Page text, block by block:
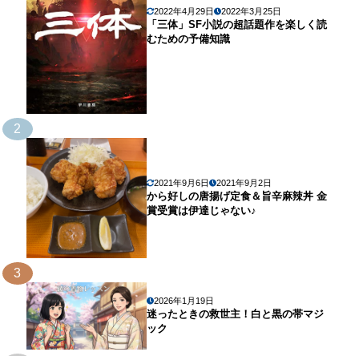
2022年4月29日 2022年3月25日
「三体」SF小説の超話題作を楽しく読
むための予備知識
2
2021年9月6日 2021年9月2日
から好しの唐揚げ定食＆旨辛麻辣丼 金
賞受賞は伊達じゃない♪
3
2026年1月19日
迷ったときの救世主！白と黒の帯マジ
ック